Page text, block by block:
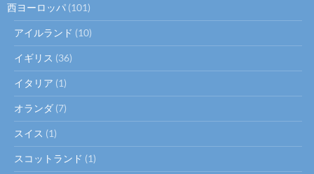
西ヨーロッパ (101)
アイルランド (10)
イギリス (36)
イタリア (1)
オランダ (7)
スイス (1)
スコットランド (1)